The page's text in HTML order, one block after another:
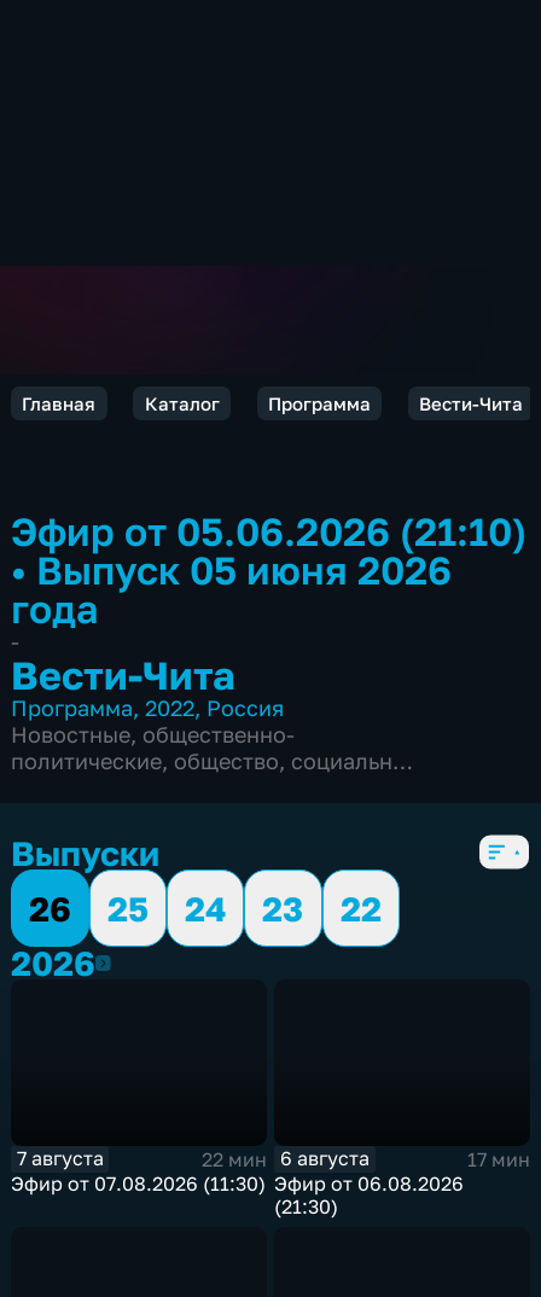
Главная Каталог Программа Вести-Чита
Эфир от 05.06.2026 (21:10)
• Выпуск 05 июня 2026
года
-
Вести-Чита
Программа,2022, Россия
Новостные, общественно-
политические, общество, социально-
Выпуски
26
25 24 23
22
20262026
7 августа
22 мин
Эфир от 07.08.2026 (11:30)
6 августа
17 мин
Эфир от 06.08.2026
(21:30)